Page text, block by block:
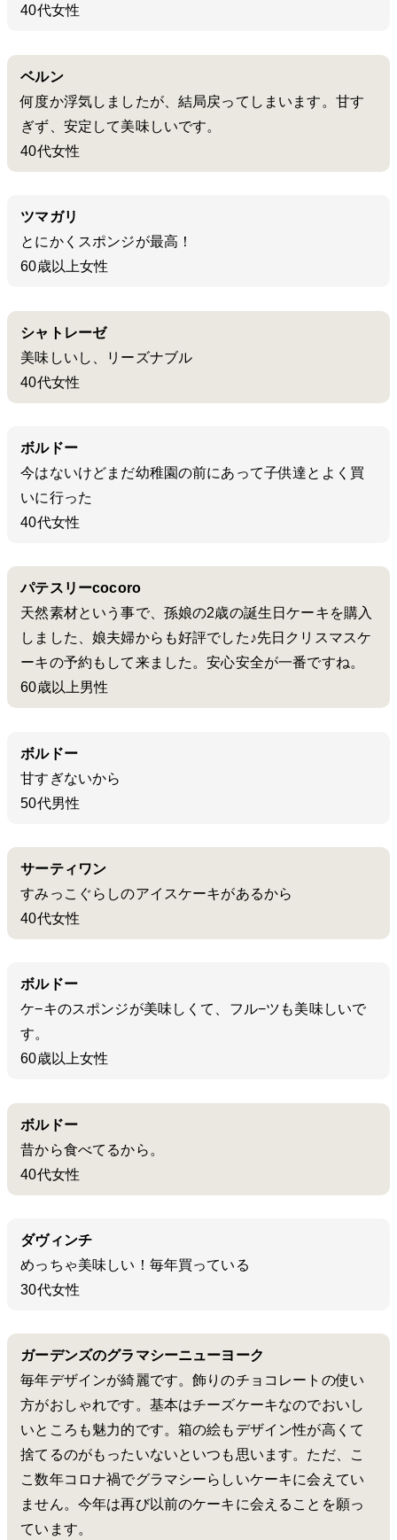
40代女性
ベルン
何度か浮気しましたが、結局戻ってしまいます。甘す
ぎず、安定して美味しいです。
40代女性
ツマガリ
とにかくスポンジが最高！
60歳以上女性
シャトレーゼ
美味しいし、リーズナブル
40代女性
ボルドー
今はないけどまだ幼稚園の前にあって子供達とよく買
いに行った
40代女性
パテスリーcocoro
天然素材という事で、孫娘の2歳の誕生日ケーキを購入
しました、娘夫婦からも好評でした♪先日クリスマスケ
ーキの予約もして来ました。安心安全が一番ですね。
60歳以上男性
ボルドー
甘すぎないから
50代男性
サーティワン
すみっこぐらしのアイスケーキがあるから
40代女性
ボルドー
ケ−キのスポンジが美味しくて、フル−ツも美味しいで
す。
60歳以上女性
ボルドー
昔から食べてるから。
40代女性
ダヴィンチ
めっちゃ美味しい！毎年買っている
30代女性
ガーデンズのグラマシーニューヨーク
毎年デザインが綺麗です。飾りのチョコレートの使い
方がおしゃれです。基本はチーズケーキなのでおいし
いところも魅力的です。箱の絵もデザイン性が高くて
捨てるのがもったいないといつも思います。ただ、こ
こ数年コロナ禍でグラマシーらしいケーキに会えてい
ません。今年は再び以前のケーキに会えることを願っ
ています。